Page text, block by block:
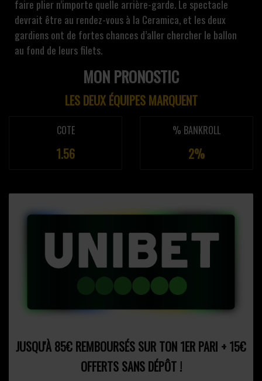
faire plier n’importe quelle arrière-garde. Le spectacle
devrait être au rendez-vous à la Ceramica, et les deux
gardiens ont de fortes chances d’aller chercher le ballon
au fond de leurs filets.
MON PRONOSTIC
LES DEUX ÉQUIPES MARQUENT
COTE
1.56
% BANKROLL
2%
JUSQU'À 85€ REMBOURSÉS SUR TON 1ER PARI + 15€
OFFERTS SANS DÉPÔT !